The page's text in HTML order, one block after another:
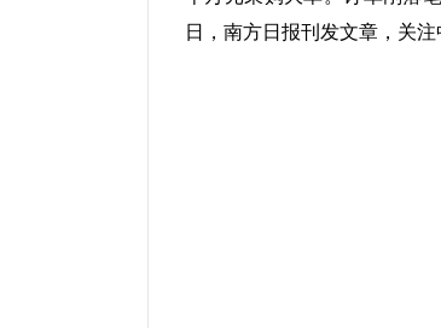
日，南方日报刊发文章，关